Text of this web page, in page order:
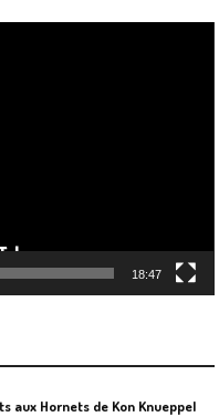
18:47
aux Hornets de Kon Knueppel